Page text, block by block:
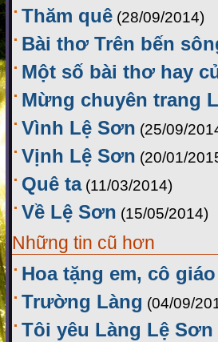
Thăm quê (28/09/2014)
Bài thơ Trên bến
Một số bài thơ hay
Mừng chuyên trang
Vình Lệ Sơn (25/09/
Vịnh Lệ Sơn (20/01/
Quê ta (11/03/2014)
Về Lệ Sơn (15/05/2014)
Những tin cũ hơn
Hoa tặng em, cô giáo
Trường Làng (04/09/
Tôi yêu Làng Lệ Sơn